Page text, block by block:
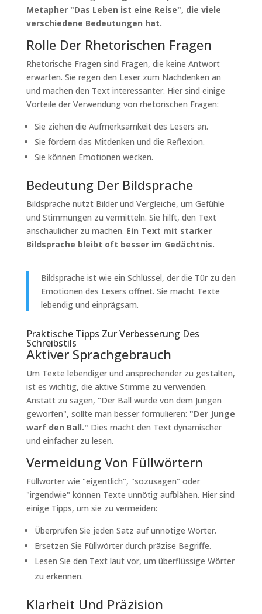
Metapher "Das Leben ist eine Reise", die viele
verschiedene Bedeutungen hat.
Rolle Der Rhetorischen Fragen
Rhetorische Fragen sind Fragen, die keine Antwort
erwarten. Sie regen den Leser zum Nachdenken an
und machen den Text interessanter. Hier sind einige
Vorteile der Verwendung von rhetorischen Fragen:
Sie ziehen die Aufmerksamkeit des Lesers an.
Sie fördern das Mitdenken und die Reflexion.
Sie können Emotionen wecken.
Bedeutung Der Bildsprache
Bildsprache nutzt Bilder und Vergleiche, um Gefühle
und Stimmungen zu vermitteln. Sie hilft, den Text
anschaulicher zu machen. Ein Text mit starker
Bildsprache bleibt oft besser im Gedächtnis.
Bildsprache ist wie ein Schlüssel, der die Tür zu den
Emotionen des Lesers öffnet. Sie macht Texte
lebendig und einprägsam.
Praktische Tipps Zur Verbesserung Des
Schreibstils
Aktiver Sprachgebrauch
Um Texte lebendiger und ansprechender zu gestalten,
ist es wichtig, die aktive Stimme zu verwenden.
Anstatt zu sagen, "Der Ball wurde von dem Jungen
geworfen", sollte man besser formulieren: "Der Junge
warf den Ball." Dies macht den Text dynamischer
und einfacher zu lesen.
Vermeidung Von Füllwörtern
Füllwörter wie "eigentlich", "sozusagen" oder
"irgendwie" können Texte unnötig aufblähen. Hier sind
einige Tipps, um sie zu vermeiden:
Überprüfen Sie jeden Satz auf unnötige Wörter.
Ersetzen Sie Füllwörter durch präzise Begriffe.
Lesen Sie den Text laut vor, um überflüssige Wörter
zu erkennen.
Klarheit Und Präzision